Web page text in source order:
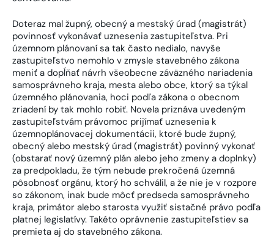
Doteraz mal župný, obecný a mestský úrad (magistrát)
povinnosť vykonávať uznesenia zastupiteľstva. Pri
územnom plánovaní sa tak často nedialo, navyše
zastupiteľstvo nemohlo v zmysle stavebného zákona
meniť a dopĺňať návrh všeobecne záväzného nariadenia
samosprávneho kraja, mesta alebo obce, ktorý sa týkal
územného plánovania, hoci podľa zákona o obecnom
zriadení by tak mohlo robiť. Novela priznáva uvedeným
zastupiteľstvám právomoc prijímať uznesenia k
územnoplánovacej dokumentácii, ktoré bude župný,
obecný alebo mestský úrad (magistrát) povinný vykonať
(obstarať nový územný plán alebo jeho zmeny a doplnky)
za predpokladu, že tým nebude prekročená územná
pôsobnosť orgánu, ktorý ho schválil, a že nie je v rozpore
so zákonom, inak bude môcť predseda samosprávneho
kraja, primátor alebo starosta využiť sistačné právo podľa
platnej legislatívy. Takéto oprávnenie zastupiteľstiev sa
premieta aj do stavebného zákona.